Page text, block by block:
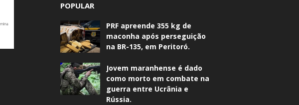
POPULAR
PRF apreende 355 kg de
maconha após perseguição
na BR-135, em Peritoró.
Jovem maranhense é dado
como morto em combate na
guerra entre Ucrânia e
Rússia.